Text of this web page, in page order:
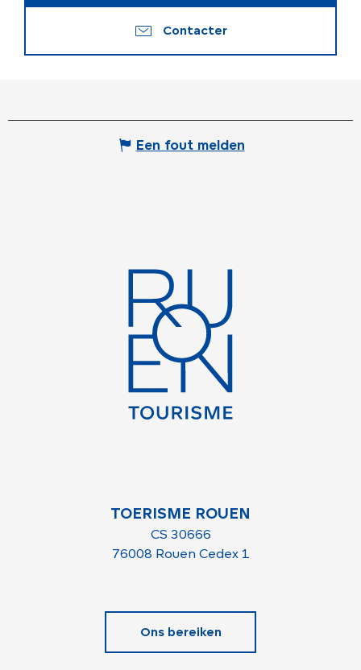
Contacter
Een fout melden
TOERISME ROUEN
CS 30666
76008 Rouen Cedex 1
Ons bereiken